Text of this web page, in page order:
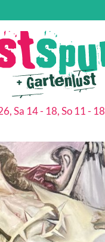
Sa 14 - 18, So 11 - 18